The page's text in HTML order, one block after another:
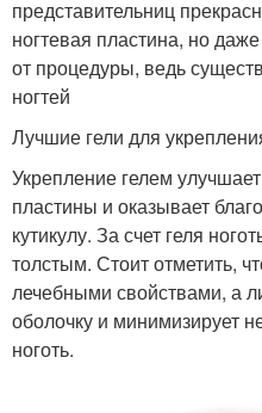
представительниц
ногтевая пластина, но
от процедуры, ведь
ногтей
Лучшие гели для
Укрепление гелем
пластины и оказывает
кутикулу. За счет геля
толстым. Стоит отметить,
лечебными свойствами, а
оболочку и минимизирует
ноготь.